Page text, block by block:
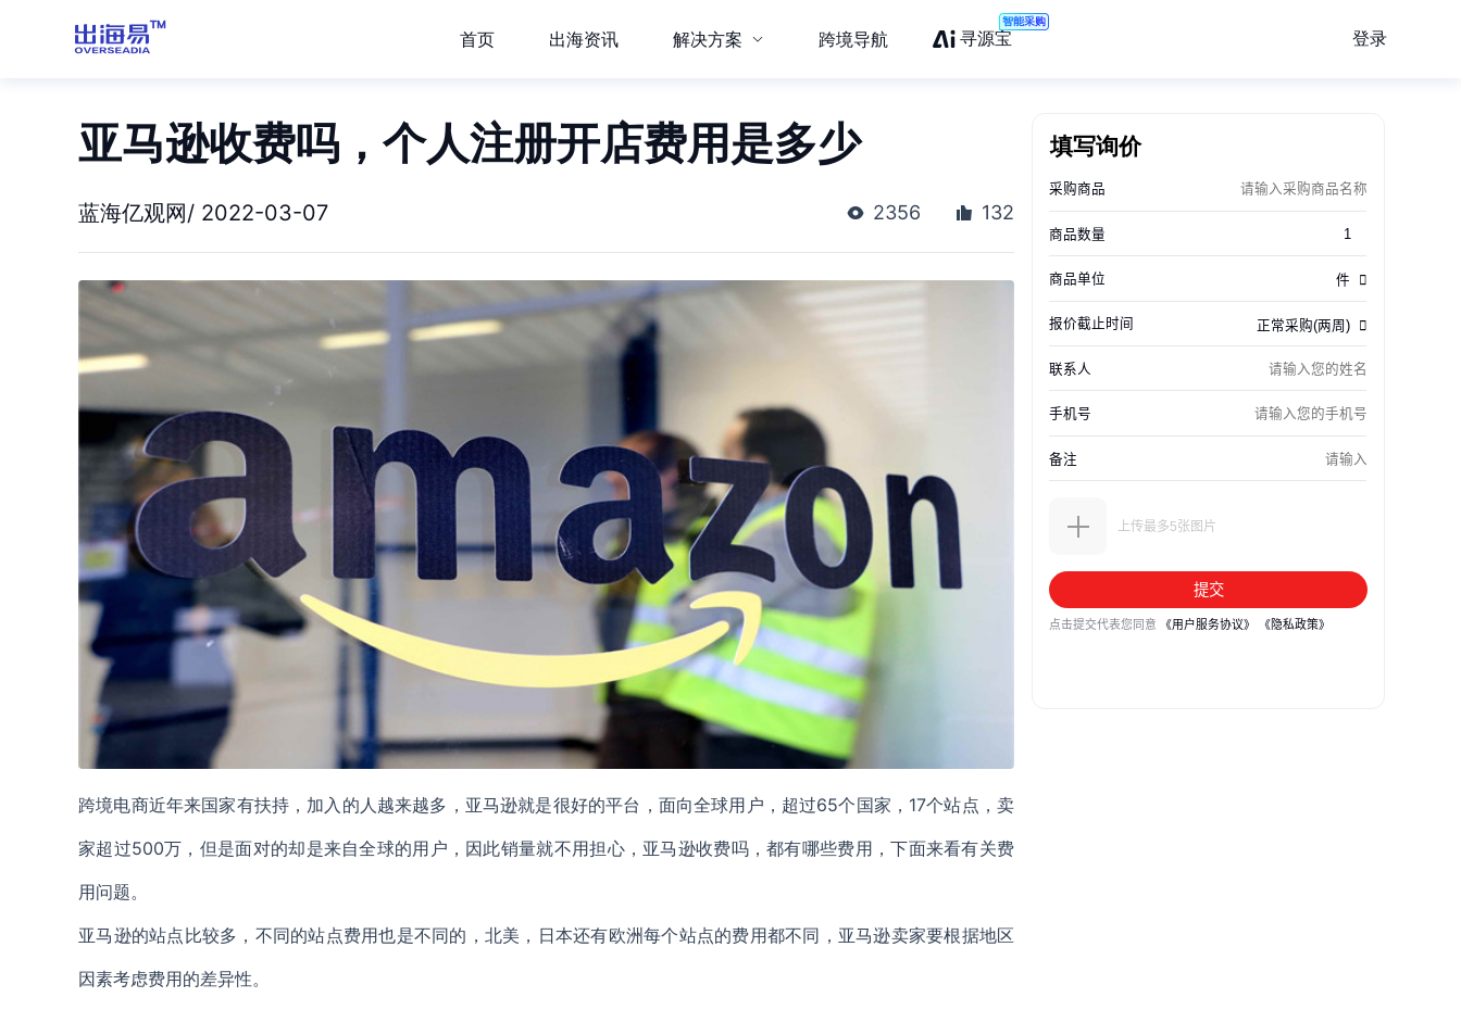
首页 出海资讯 解决方案 跨境导航 寻源宝
智能采购
登录
亚马逊收费吗，个人注册开店费用是多少
蓝海亿观网/ 2022-03-07 2356 132
跨境电商近年来国家有扶持，加入的人越来越多，亚马逊就是很好的平台，面向全球用户，超过65个国家，17个站点，卖
家超过500万，但是面对的却是来自全球的用户，因此销量就不用担心，亚马逊收费吗，都有哪些费用，下面来看有关费
用问题。
亚马逊的站点比较多，不同的站点费用也是不同的，北美，日本还有欧洲每个站点的费用都不同，亚马逊卖家要根据地区
因素考虑费用的差异性。
填写询价